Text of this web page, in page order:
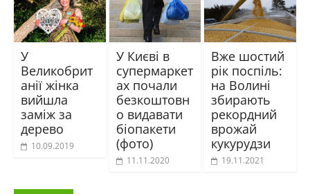
У
Великобрит
анії жінка
вийшла
заміж за
дерево
10.09.2019
У Києві в
супермаркет
ах почали
безкоштовн
о видавати
біопакети
(фото)
11.11.2020
Вже шостий
рік поспіль:
на Волині
збирають
рекордний
врожай
кукурудзи
19.11.2021